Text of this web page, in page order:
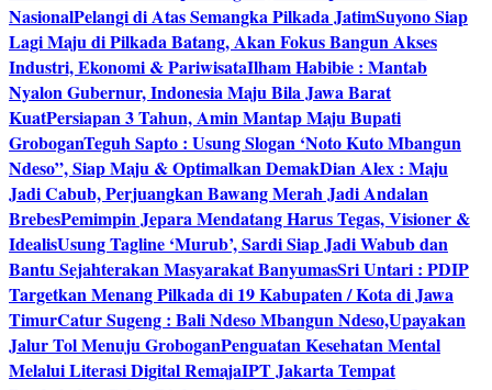
NasionalPelangi di Atas Semangka Pilkada JatimSuyono Siap
Lagi Maju di Pilkada Batang, Akan Fokus Bangun Akses
Industri, Ekonomi & PariwisataIlham Habibie : Mantab
Nyalon Gubernur, Indonesia Maju Bila Jawa Barat
KuatPersiapan 3 Tahun, Amin Mantap Maju Bupati
GroboganTeguh Sapto : Usung Slogan ‘Noto Kuto Mbangun
Ndeso”, Siap Maju & Optimalkan DemakDian Alex : Maju
Jadi Cabub, Perjuangkan Bawang Merah Jadi Andalan
BrebesPemimpin Jepara Mendatang Harus Tegas, Visioner &
IdealisUsung Tagline ‘Murub’, Sardi Siap Jadi Wabub dan
Bantu Sejahterakan Masyarakat BanyumasSri Untari : PDIP
Targetkan Menang Pilkada di 19 Kabupaten / Kota di Jawa
TimurCatur Sugeng : Bali Ndeso Mbangun Ndeso,Upayakan
Jalur Tol Menuju GroboganPenguatan Kesehatan Mental
Melalui Literasi Digital RemajaIPT Jakarta Tempat